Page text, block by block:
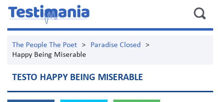
The People The Poet > Paradise Closed
>
Happy Being Miserable
TESTO HAPPY BEING MISERABLE